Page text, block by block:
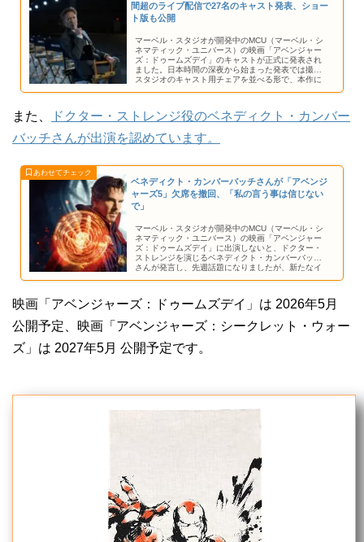
間超のライブ配信で27名のキャスト発表、ショー
ト版も公開
マーベル・スタジオが開発中のMCU（マーベル・シ
ネマティック・ユニバース）の映画「アベンジャー
ズ：ドゥームズデイ」のキャストが正式に発表され
ました。日本時間の深夜から始まった発表では撮影
スタジオのキャスト用チェアを並べる形で、本作に
また、
ドクター・ストレンジ役のベネディクト・カンバー
バッチさんが出演を認めています。
ベネディクト・カンバーバッチさんが「アベンジ
ャーズ5」欠席を撤回、「私の言う事は信じない
で」
マーベル・スタジオが開発中のMCU（マーベル・シ
ネマティック・ユニバース）の映画「アベンジャー
ズ：ドゥームズデイ」に出演しないと、ドクター・
ストレンジを演じるベネディクト・カンバーバッチ
さんが発言し、先週話題になりましたが、新たなイ
映画「アベンジャーズ：ドゥームズデイ」は 2026年5月
公開予定、映画「アベンジャーズ：シークレット・ウォー
ズ」は 2027年5月 公開予定です。